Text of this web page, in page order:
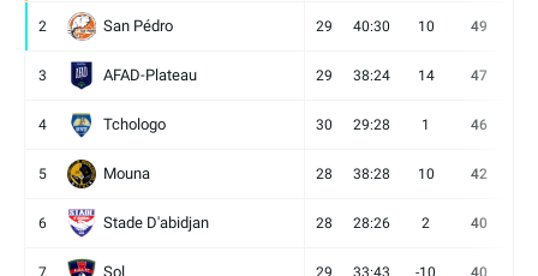
2 San Pédro 29 40:30 10 49
3 AFAD-Plateau 29 38:24 14 47
4 Tchologo 30 29:28 1 46
5 Mouna 28 38:28 10 42
6 Stade D'abidjan 28 28:26 2 40
7 Sol 29 33:43 -10 40